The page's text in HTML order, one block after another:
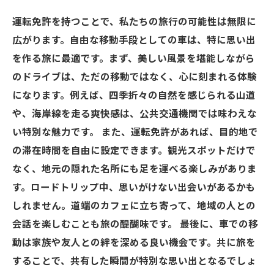
運転免許を持つことで、私たちの旅行の可能性は無限に
広がります。自由な移動手段としての車は、特に思い出
を作る旅に最適です。まず、美しい風景を堪能しながら
のドライブは、ただの移動ではなく、心に刻まれる体験
になります。例えば、四季折々の自然を感じられる山道
や、海岸線を走る爽快感は、公共交通機関では味わえな
い特別な魅力です。 また、運転免許があれば、目的地で
の滞在時間を自由に設定できます。観光スポットだけで
なく、地元の隠れた名所にも足を運べる楽しみがありま
す。ロードトリップ中、思いがけない出会いがあるかも
しれません。道端のカフェに立ち寄って、地域の人との
会話を楽しむことも旅の醍醐味です。 最後に、車での移
動は家族や友人との絆を深める良い機会です。共に旅を
することで、共有した瞬間が特別な思い出となるでしょ